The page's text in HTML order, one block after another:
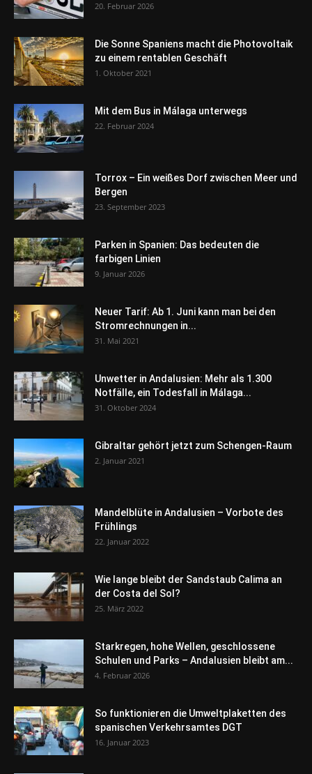
20. Februar 2026
Die Sonne Spaniens macht die Photovoltaik
zu einem rentablen Geschäft
1. Oktober 2021
Mit dem Bus in Málaga unterwegs
22. Februar 2024
Torrox – Ein weißes Dorf zwischen Meer und
Bergen
23. September 2023
Parken in Spanien: Das bedeuten die
farbigen Linien
9. Januar 2026
Neuer Tarif: Ab 1. Juni kann man bei den
Stromrechnungen in...
31. Mai 2021
Unwetter in Andalusien: Mehr als 1.300
Notfälle, ein Todesfall in Málaga...
31. Oktober 2024
Gibraltar gehört jetzt zum Schengen-Raum
2. Januar 2021
Mandelblüte in Andalusien – Vorbote des
Frühlings
22. Januar 2022
Wie lange bleibt der Sandstaub Calima an
der Costa del Sol?
25. März 2022
Starkregen, hohe Wellen, geschlossene
Schulen und Parks – Andalusien bleibt am...
4. Februar 2026
So funktionieren die Umweltplaketten des
spanischen Verkehrsamtes DGT
16. Januar 2023